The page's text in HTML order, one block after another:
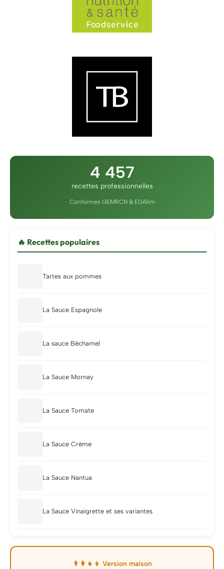
4 457
recettes professionnelles
Conformes GEMRCN & EGAlim
🔥 Recettes populaires
Tartes aux pommes
La Sauce Espagnole
La sauce Béchamel
La Sauce Mornay
La Sauce Tomate
La Sauce Crème
La Sauce Nantua
La Sauce Vinaigrette et ses variantes
👨‍👩‍👧‍👦 Version maison